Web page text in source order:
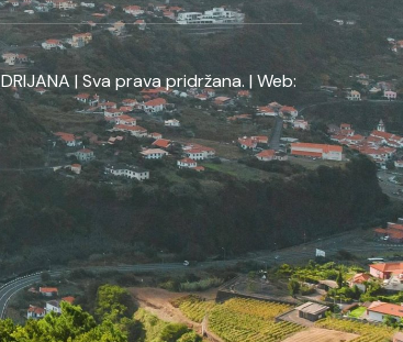
| Sva prava pridržana. | Web: